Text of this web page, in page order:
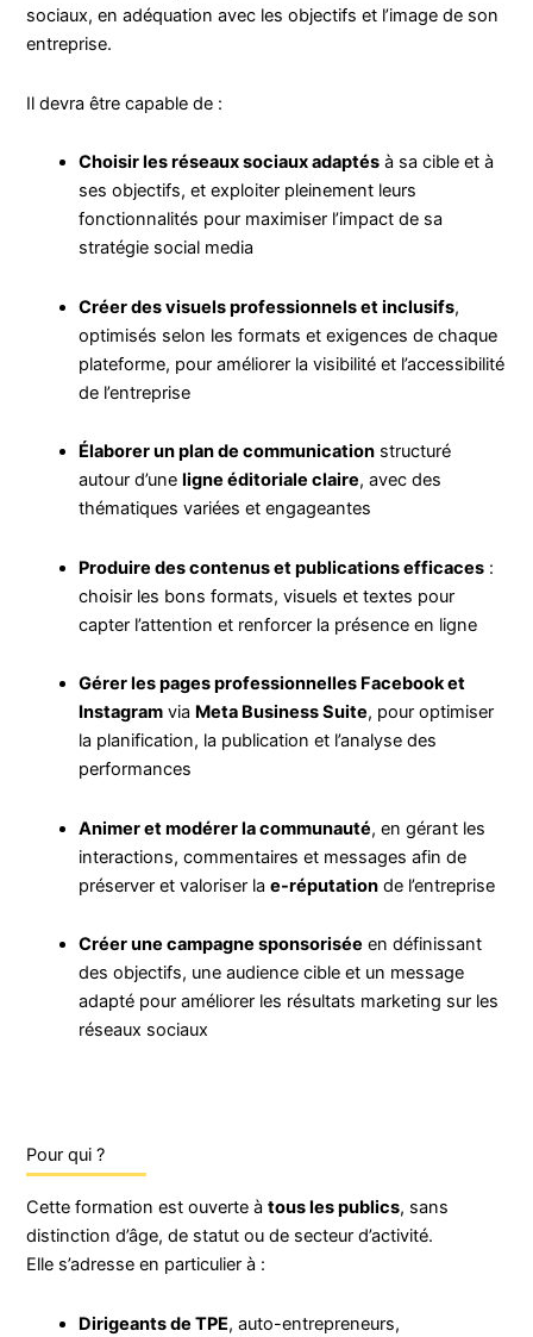
sociaux, en adéquation avec les objectifs et l’image de son
entreprise.
Il devra être capable de :
Choisir les réseaux sociaux adaptés à sa cible et à
ses objectifs, et exploiter pleinement leurs
fonctionnalités pour maximiser l’impact de sa
stratégie social media
Créer des visuels professionnels et inclusifs,
optimisés selon les formats et exigences de chaque
plateforme, pour améliorer la visibilité et l’accessibilité
de l’entreprise
Élaborer un plan de communication structuré
autour d’une ligne éditoriale claire, avec des
thématiques variées et engageantes
Produire des contenus et publications efficaces :
choisir les bons formats, visuels et textes pour
capter l’attention et renforcer la présence en ligne
Gérer les pages professionnelles Facebook et
Instagram via Meta Business Suite, pour optimiser
la planification, la publication et l’analyse des
performances
Animer et modérer la communauté, en gérant les
interactions, commentaires et messages afin de
préserver et valoriser lae-réputation de l’entreprise
Créer une campagne sponsorisée en définissant
des objectifs, une audience cible et un message
adapté pour améliorer les résultats marketing sur les
réseaux sociaux
Pour qui ?
Cette formation est ouverte àtous les publics, sans
distinction d’âge, de statut ou de secteur d’activité.
Elle s’adresse en particulier à :
Dirigeants de TPE, auto-entrepreneurs,